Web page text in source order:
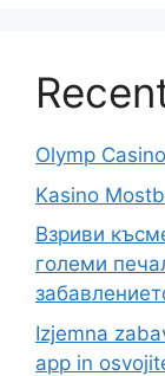
Olymp
Kasino
Взриви
големи
Izjemna
app in